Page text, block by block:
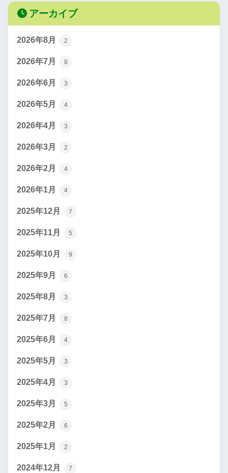
アーカイブ
2026年8月 2
2026年7月 8
2026年6月 3
2026年5月 4
2026年4月 3
2026年3月 2
2026年2月 4
2026年1月 4
2025年12月 7
2025年11月 5
2025年10月 9
2025年9月 6
2025年8月 3
2025年7月 8
2025年6月 4
2025年5月 3
2025年4月 3
2025年3月 5
2025年2月 6
2025年1月 2
2024年12月 7